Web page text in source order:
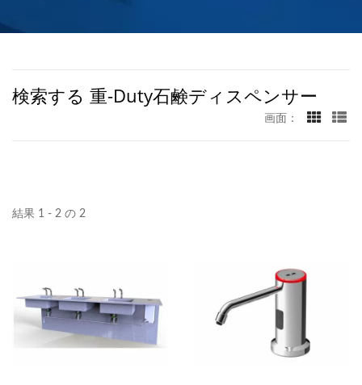
検索する 重-Duty石鹸ディスペンサー
画面：
結果 1 - 2 の 2